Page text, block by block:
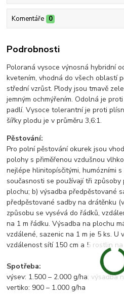
Komentáře 0
Podrobnosti
Poloraná vysoce výnosná hybridní
kvetením, vhodná do všech oblastí
střední vzrůst. Plody jsou tmavě
jemným ochmýřením. Odolná je
padlí. Vysoce tolerantní je proti
šířky plodu je v průměru 3,6:1.
Pěstování:
Pro polní pěstování okurek jsou
polohy s přiměřenou vzdušnou
nejlépe hlinitopísčitými, humózními
současnosti se používají tři
plochu; b) výsadba předpěstované
předpěstované sadby na drátěnku
způsobu se vysévá do řádků,
na 1 m řádku. Výsadba na plochu
vzdálené, sazenic na 1 m je 5 ks. U
vzdálenost sítí 150 cm a 5 rostlin na
Spotřeba:
výsev: 1.500 – 2.000 g/ha; výsadba
vertiko: 900 – 1.000 g/ha